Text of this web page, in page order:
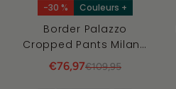
-30 % Couleurs +
Border Palazzo
Cropped Pants Milano
Uni
€76,97€109,95